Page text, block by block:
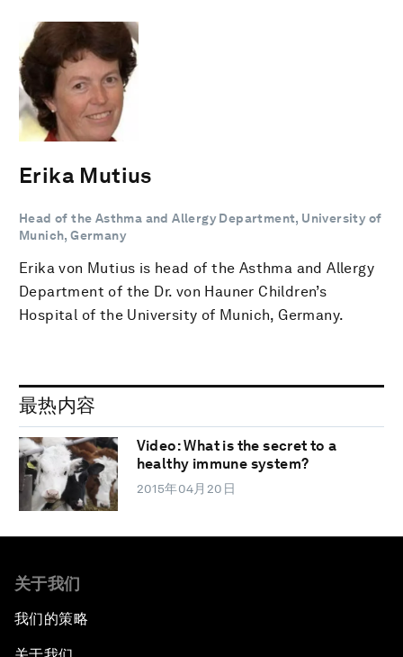
Erika Mutius
Head of the Asthma and Allergy Department, University of
Munich, Germany
Erika von Mutius is head of the Asthma and Allergy
Department of the Dr. von Hauner Children’s
Hospital of the University of Munich, Germany.
最热内容
Video: What is the secret to a
healthy immune system?
2015年04月20日
关于我们
我们的策略